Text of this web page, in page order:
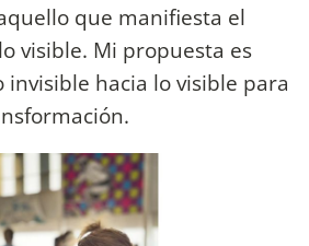
que manifiesta el
visible. Mi propuesta es
hacia lo visible para